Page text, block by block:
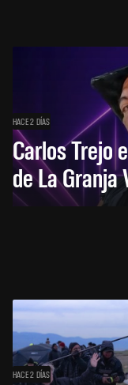
HACE 2 DÍAS
Carlos Trejo
de La Granja
HACE 2 DÍAS